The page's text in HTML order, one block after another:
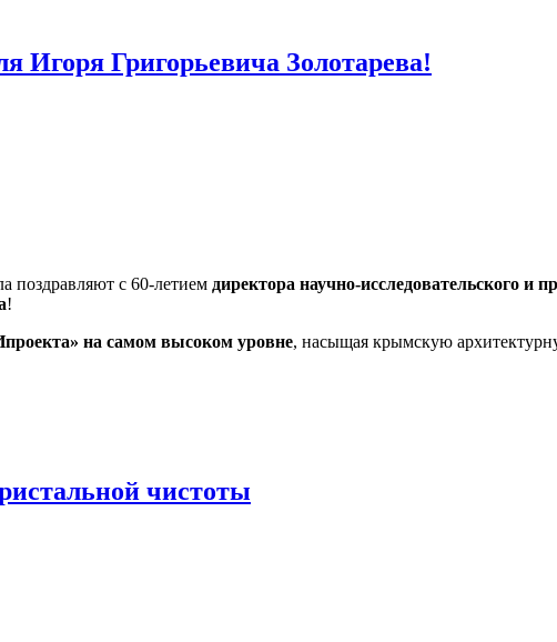
Игоря Григорьевича Золотарева!
поздравляют с 60-летием директора научно-исследовательского
!
на самом высоком уровне, насыщая крымскую
чистоты